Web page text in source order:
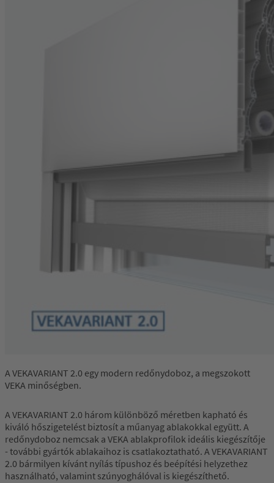
A VEKAVARIANT 2.0 egy modern redőnydoboz, a megszokott
VEKA minőségben.
A VEKAVARIANT 2.0 három különböző méretben kapható és
kiváló hőszigetelést biztosít a műanyag ablakokkal együtt. A
redőnydoboz nemcsak a VEKA ablakprofilok ideális kiegészítője
- további gyártók ablakaihoz is csatlakoztatható. A VEKAVARIANT
2.0 bármilyen kívánt nyílás típushoz és beépítési helyzethez
használható, valamint szúnyoghálóval is kiegészíthető.